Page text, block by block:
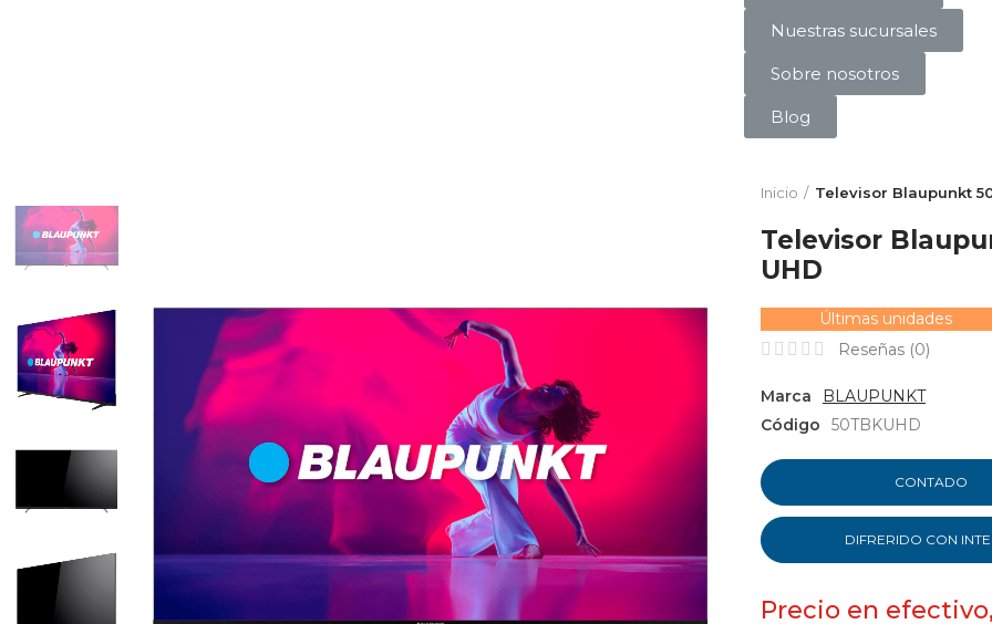
Nuestras sucursales
Sobre nosotros
Blog
Inicio Televisor Blaupunkt
Televisor
UHD
Últimas unidades
Reseñas (0)
Marca
BLAUPUNKT
Código
50TBKUHD
CONTADO
DIFRERIDO CON
Precio en